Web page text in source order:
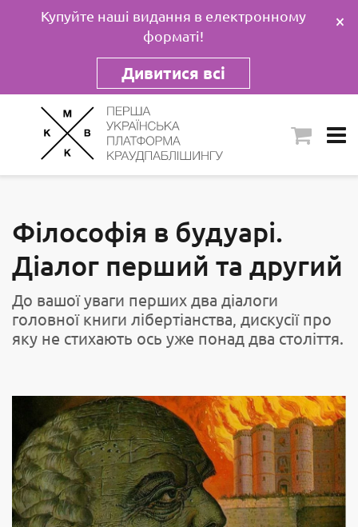
Купуйте наші видання в електронному
форматі!
Дивитися всі
×
Філософія в будуарі.
Діалог перший та другий
До вашої уваги перших два діалоги
головної книги лібертіанства, дискусії про
яку не стихають ось уже понад два століття.